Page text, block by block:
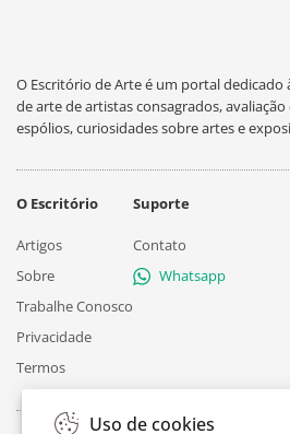
O Escritório de Arte é um portal dedicado
de arte de artistas consagrados,
espólios, curiosidades sobre artes e
O Escritório
Artigos
Sobre
Trabalhe Conosco
Privacidade
Termos
Suporte
Contato
Whatsapp
Uso de cookies